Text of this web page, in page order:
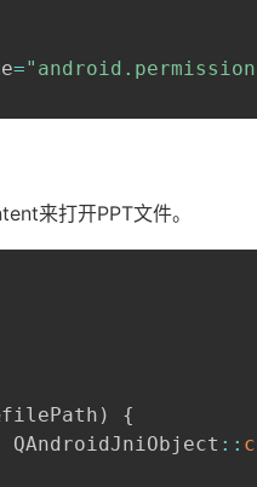
=
来打开PPT文件。
filePath )
{
QAndroidJniObject : :